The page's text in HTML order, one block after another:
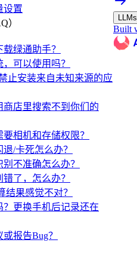
设置
）
绿通助手？
可以使用吗？
止安装来自未知来源的应
商店里搜索不到你们的
相机和存储权限？
/卡死怎么办？
不准确怎么办？
了，怎么办？
结果感觉不对？
？更换手机后记录还在
报告Bug？
Built